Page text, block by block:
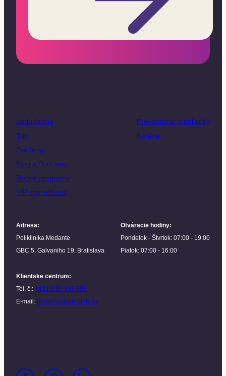
Ambulancie
Tím
Pre firmy
Blog a Podcasty
Ročné programy
VIP starostlivosť
Preventívne prehliadky
Kariéra
Adresa:
Poliklinika Medante
GBC 5, Galvaniho 19, Bratislava
Otváracie hodiny:
Pondelok - Štvrtok: 07:00 - 19:00
Piatok: 07:00 - 16:00
Klientske centrum:
Tel. č.: +421 2 20 302 303
E-mail: recepcia@medante.sk